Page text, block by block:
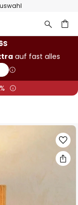
auf fast alles